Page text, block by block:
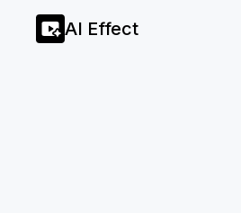
AI Effect